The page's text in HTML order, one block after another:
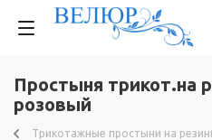
Простыня трикот.на
розовый
Трикотажные простыни на